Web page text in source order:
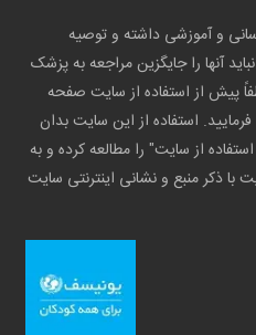
و آموزشی داشته و توصیه
آنها را جایگزین مراجعه به پزشک
از استفاده از سایت صفحه
فرمایید. استفاده از این سایت بدان
از سایت" را مطالعه کرده و به
با ذکر منبع و نشانی اینترنتی سایت